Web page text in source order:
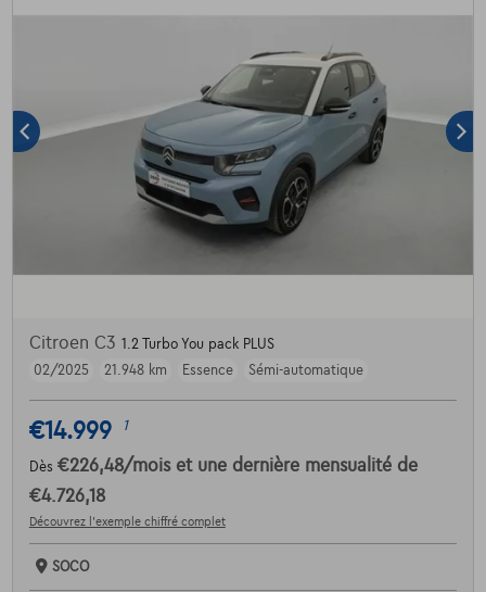
Citroen C3 1.2 Turbo You pack PLUS
02/2025
21.948 km Essence Sémi-automatique
€14.999 1
Dès €226,48/mois et une dernière mensualité de
€4.726,18
Découvrez l’exemple chiffré complet
SOCO